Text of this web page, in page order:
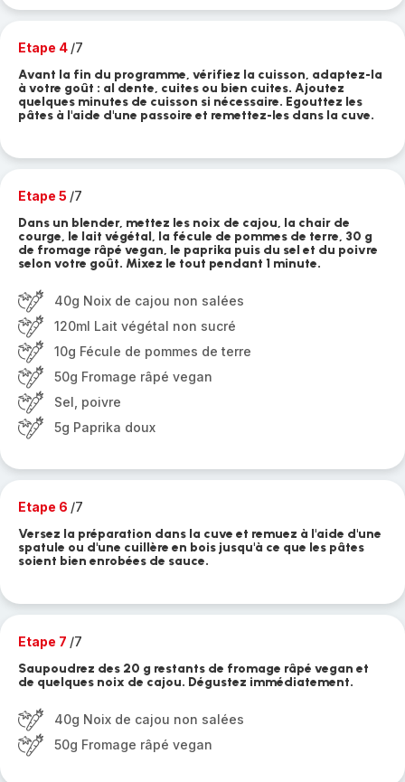
Etape 4 /7
Avant la fin du programme, vérifiez la cuisson, adaptez-la
à votre goût : al dente, cuites ou bien cuites. Ajoutez
quelques minutes de cuisson si nécessaire. Egouttez les
pâtes à l'aide d'une passoire et remettez-les dans la cuve.
Etape 5 /7
Dans un blender, mettez les noix de cajou, la chair de
courge, le lait végétal, la fécule de pommes de terre, 30 g
de fromage râpé vegan, le paprika puis du sel et du poivre
selon votre goût. Mixez le tout pendant 1 minute.
40g Noix de cajou non salées
120ml Lait végétal non sucré
10g Fécule de pommes de terre
50g Fromage râpé vegan
Sel, poivre
5g Paprika doux
Etape 6 /7
Versez la préparation dans la cuve et remuez à l'aide d'une
spatule ou d'une cuillère en bois jusqu'à ce que les pâtes
soient bien enrobées de sauce.
Etape 7 /7
Saupoudrez des 20 g restants de fromage râpé vegan et
de quelques noix de cajou. Dégustez immédiatement.
40g Noix de cajou non salées
50g Fromage râpé vegan